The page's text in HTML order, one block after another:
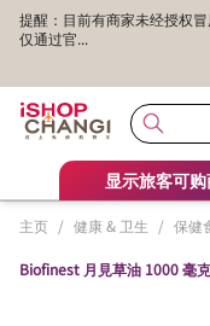
提醒：目前有商家未经授权
仅通过官...
显示旅客可
主页 / 健康 & 卫生 / 保健
Biofinest 月見草油 1000 毫